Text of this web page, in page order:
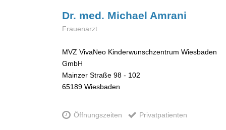
Dr. med. Michael Amrani
Frauenarzt
MVZ VivaNeo Kinderwunschzentrum Wiesbaden
GmbH
Mainzer Straße 98 - 102
65189 Wiesbaden
Öffnungszeiten Privatpatienten